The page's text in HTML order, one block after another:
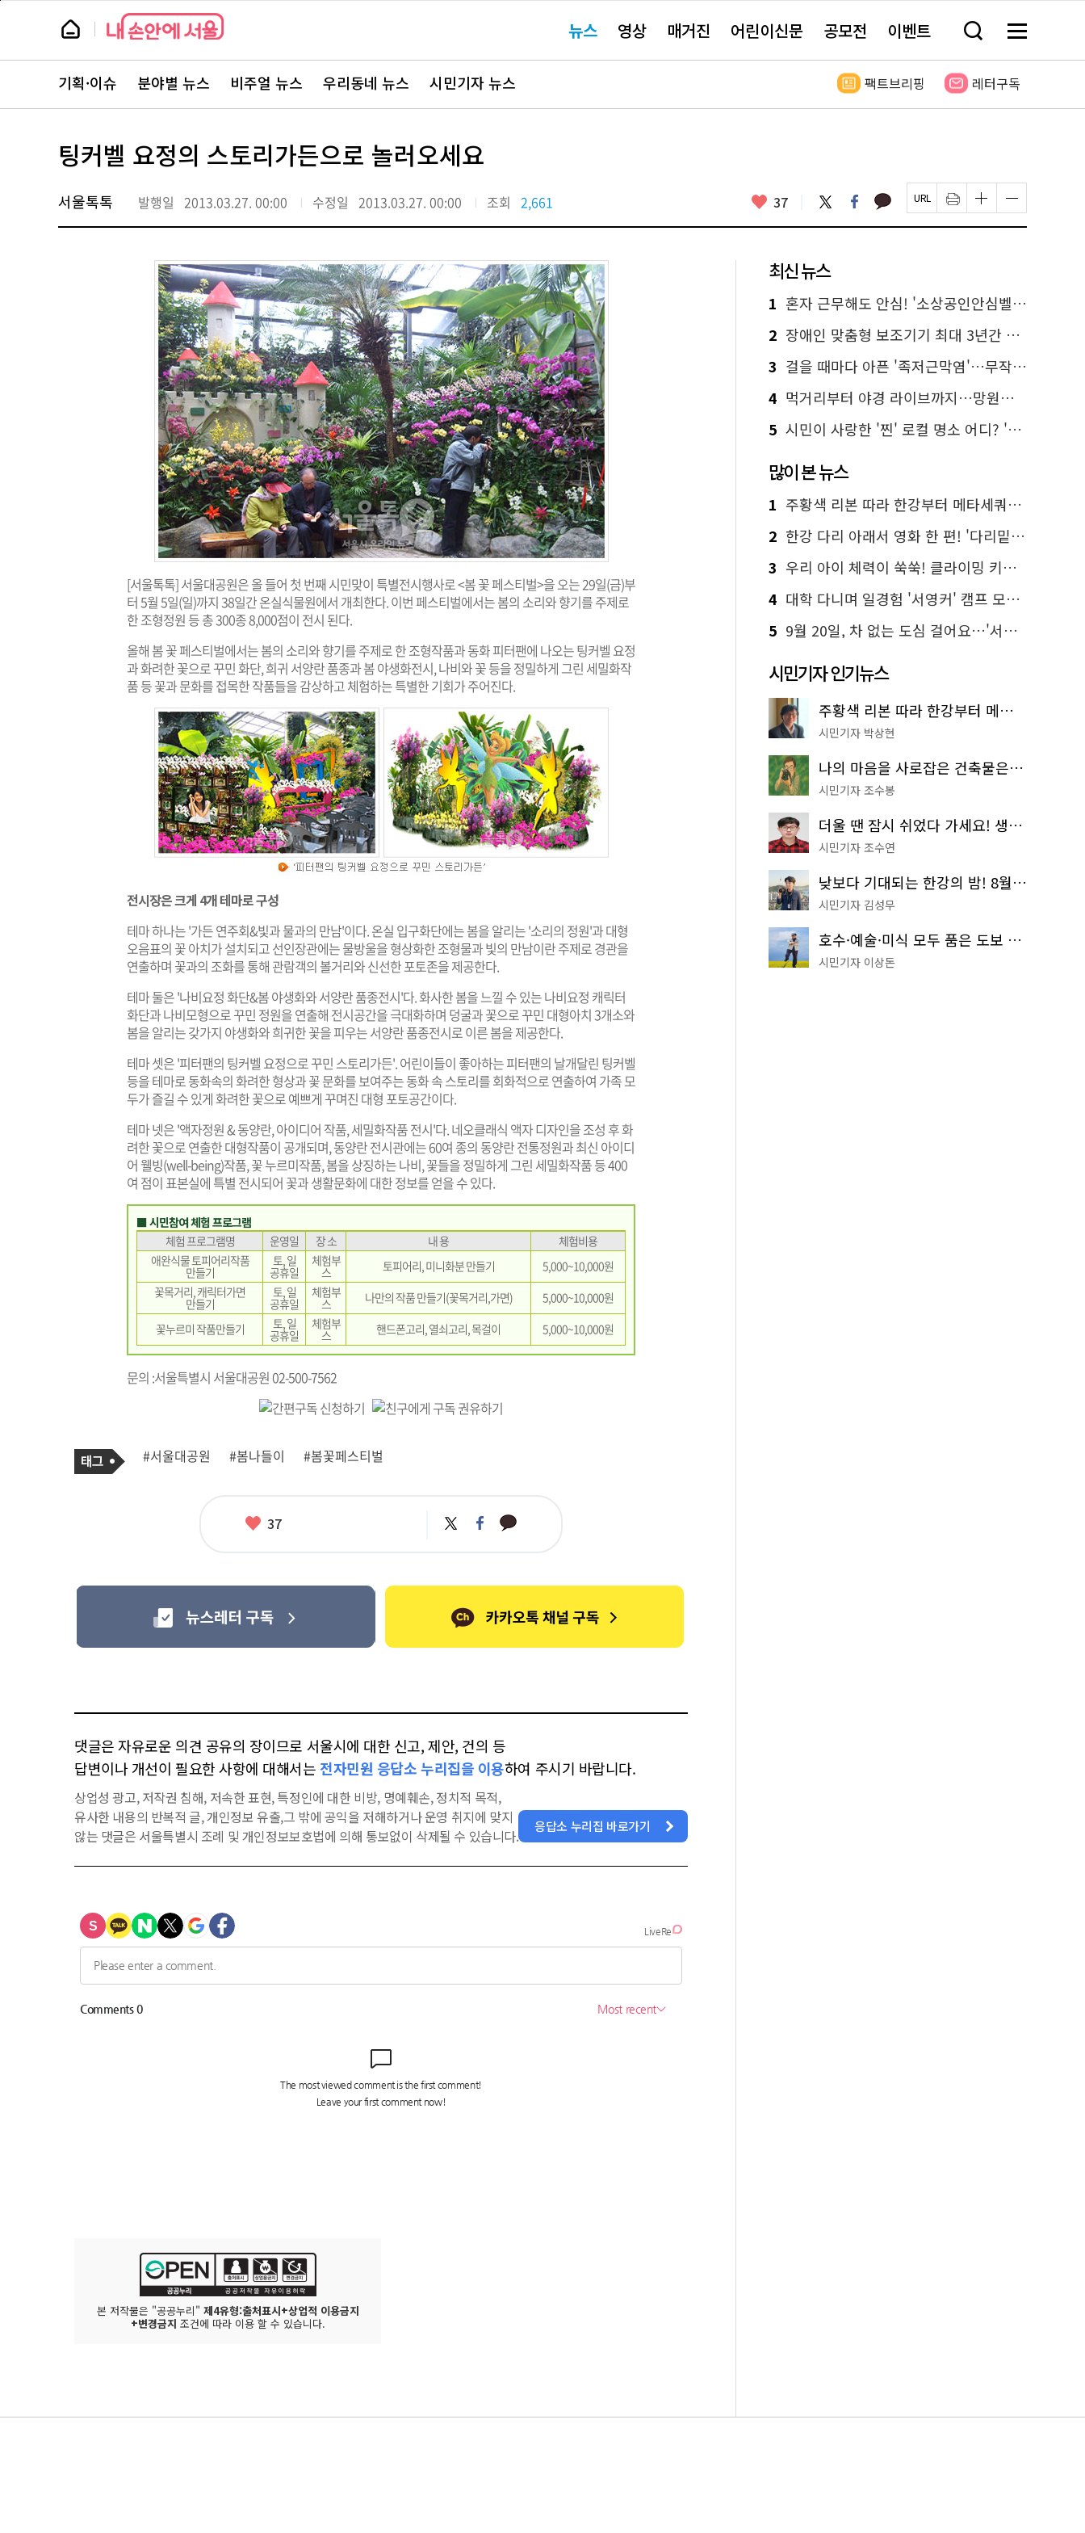
본
뉴
스 요뉴스 영상 매거진 어린이신문 공모전 이벤트 검
창
기
메
전
보
뉴
스
주
서
바
로
기획·이슈 분야별 뉴스 비주얼 뉴스 우리동네 뉴스 시민기자 뉴스 팩트브리핑 레터구독
팅커벨 요정의 스토리가든으로 놀러오세요
서울톡톡 발행일 2013.03.27. 00:00 수정일 2013.03.27. 00:00 조회 2,661 좋
요
37 트
위
터
페
이
스
카
카 페
이
지
인
쇄
하
글
자
크
하
기
글
자
크
하
기
[서울톡톡] 서울대공원은 올 들어 첫 번째 시민맞이 특별전시행사로 <봄 꽃 페스티벌>을 오는 29일(금)부
터 5월 5일(일)까지 38일간 온실식물원에서 개최한다. 이번 페스티벌에서는 봄의 소리와 향기를 주제로
한 조형정원 등 총 300종 8,000점이 전시 된다.
올해 봄 꽃 페스티벌에서는 봄의 소리와 향기를 주제로 한 조형작품과 동화 피터팬에 나오는 팅커벨 요정
과 화려한 꽃으로 꾸민 화단, 희귀 서양란 품종과 봄 야생화전시, 나비와 꽃 등을 정밀하게 그린 세밀화작
품 등 꽃과 문화를 접목한 작품들을 감상하고 체험하는 특별한 기회가 주어진다.
전시장은 크게 4개 테마로 구성
테마 하나는 '가든 연주회&빛과 물과의 만남'이다. 온실 입구화단에는 봄을 알리는 '소리의 정원'과 대형
오음표의 꽃 아치가 설치되고 선인장관에는 물방울을 형상화한 조형물과 빛의 만남이란 주제로 경관을
연출하며 꽃과의 조화를 통해 관람객의 볼거리와 신선한 포토존을 제공한다.
테마 둘은 '나비요정 화단&봄 야생화와 서양란 품종전시'다. 화사한 봄을 느낄 수 있는 나비요정 캐릭터
화단과 나비모형으로 꾸민 정원을 연출해 전시공간을 극대화하며 덩굴과 꽃으로 꾸민 대형아치 3개소와
봄을 알리는 갖가지 야생화와 희귀한 꽃을 피우는 서양란 품종전시로 이른 봄을 제공한다.
테마 셋은 '피터팬의 팅커벨 요정으로 꾸민 스토리가든'. 어린이들이 좋아하는 피터팬의 날개달린 팅커벨
등을 테마로 동화속의 화려한 형상과 꽃 문화를 보여주는 동화 속 스토리를 회화적으로 연출하여 가족 모
두가 즐길 수 있게 화려한 꽃으로 예쁘게 꾸며진 대형 포토공간이다.
테마 넷은 '액자정원 & 동양란, 아이디어 작품, 세밀화작품 전시'다. 네오클래식 액자 디자인을 조성 후 화
려한 꽃으로 연출한 대형작품이 공개되며, 동양란 전시관에는 60여 종의 동양란 전통정원과 최신 아이디
어 웰빙(well-being)작품, 꽃 누르미작품, 봄을 상징하는 나비, 꽃들을 정밀하게 그린 세밀화작품 등 400
여 점이 표본실에 특별 전시되어 꽃과 생활문화에 대한 정보를 얻을 수 있다.
■ 시민참여 체험 프로그램
체험 프로그램명
운영일 장 소 내 용
체험비용
애완식물 토피어리작품
만들기
토, 일
공휴일
체험부
스 토피어리, 미니화분 만들기
5,000~10,000원
꽃목거리, 캐릭터가면
만들기
토, 일
공휴일
체험부
스 나만의 작품 만들기(꽃목거리,가면)
5,000~10,000원
꽃누르미 작품만들기
토, 일
공휴일
체험부
스 핸드폰고리, 열쇠고리, 목걸이 5,000~10,000원
문의 :서울특별시 서울대공원 02-500-7562
사
태
그
#서울대공원 #봄나들이 #봄꽃페스티벌
좋
37 트
위
페
이
카
카
댓글은 자유로운 의견 공유의 장이므로 서울시에 대한 신고, 제안, 건의 등
답변이나 개선이 필요한 사항에 대해서는 전자민원 응답소 누리집을 이용하여 주시기 바랍니다.
상업성 광고, 저작권 침해, 저속한 표현, 특정인에 대한 비방, 명예훼손, 정치적 목적,
유사한 내용의 반복적 글, 개인정보 유출,그 밖에 공익을 저해하거나 운영 취지에 맞지
않는 댓글은 서울특별시 조례 및 개인정보보호법에 의해 통보없이 삭제될 수 있습니다.
응답소 누리집 바로가기
본 저작물은 "공공누리" 제4유형:출처표시+상업적 이용금지
+변경금지 조건에 따라 이용 할 수 있습니다.
최신 뉴스
1 혼자 근무해도 안심! '소상공인안심벨' 신청하세요
2 장애인 맞춤형 보조기기 최대 3년간 무상 대여…삶의 질 높인다
3 걸을 때마다 아픈 '족저근막염'…무작정 참지 말고 '이것' 해보세요!
4 먹거리부터 야경 라이브까지…망원한강공원 알짜 코스
5 시민이 사랑한 '찐' 로컬 명소 어디? '서울에디션25' 추천 코스
많이 본 뉴스
1 주황색 리본 따라 한강부터 메타세쿼이아 숲길까지…서울둘레길 15코스
2 한강 다리 아래서 영화 한 편! '다리밑 영화관' 무료 상영
3 우리 아이 체력이 쑥쑥! 클라이밍 키즈카페·어린이 체력장
4 대학 다니며 일경험 '서영커' 캠프 모집…전액 무료
5 9월 20일, 차 없는 도심 걸어요…'서울 걷자 페스티벌' 선착순 5천명
시민기자 인기뉴스
주황색 리본 따라 한강부터 메타세쿼이아 숲길까지…서울둘레길 15코스
시민기자 박상현
나의 마음을 사로잡은 건축물은? '서울시 건축상' 수상작 공개!
시민기자 조수봉
더울 땐 잠시 쉬었다 가세요! 생수 냉장고부터 해피소·무더위쉼터까지
시민기자 조수연
낮보다 기대되는 한강의 밤! 8월 한정 무료 '한강 밤핑' 예약은?
시민기자 김성무
호수·예술·미식 모두 품은 도보 코스! 서울식물원~LG아트센터~마곡테라스거리
시민기자 이상돈
페